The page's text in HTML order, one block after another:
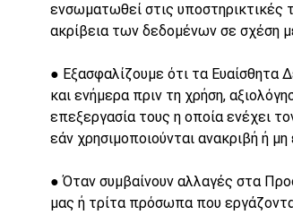
ενσωματωθεί στις υποστηρικτικές
ακρίβεια των δεδομένων σε σχέση
● Εξασφαλίζουμε ότι τα Ευαίσθητα
και ενήμερα πριν τη χρήση,
επεξεργασία τους η οποία ενέχει
εάν χρησιμοποιούνται ανακριβή ή
● Όταν συμβαίνουν αλλαγές στα
μας ή τρίτα πρόσωπα που